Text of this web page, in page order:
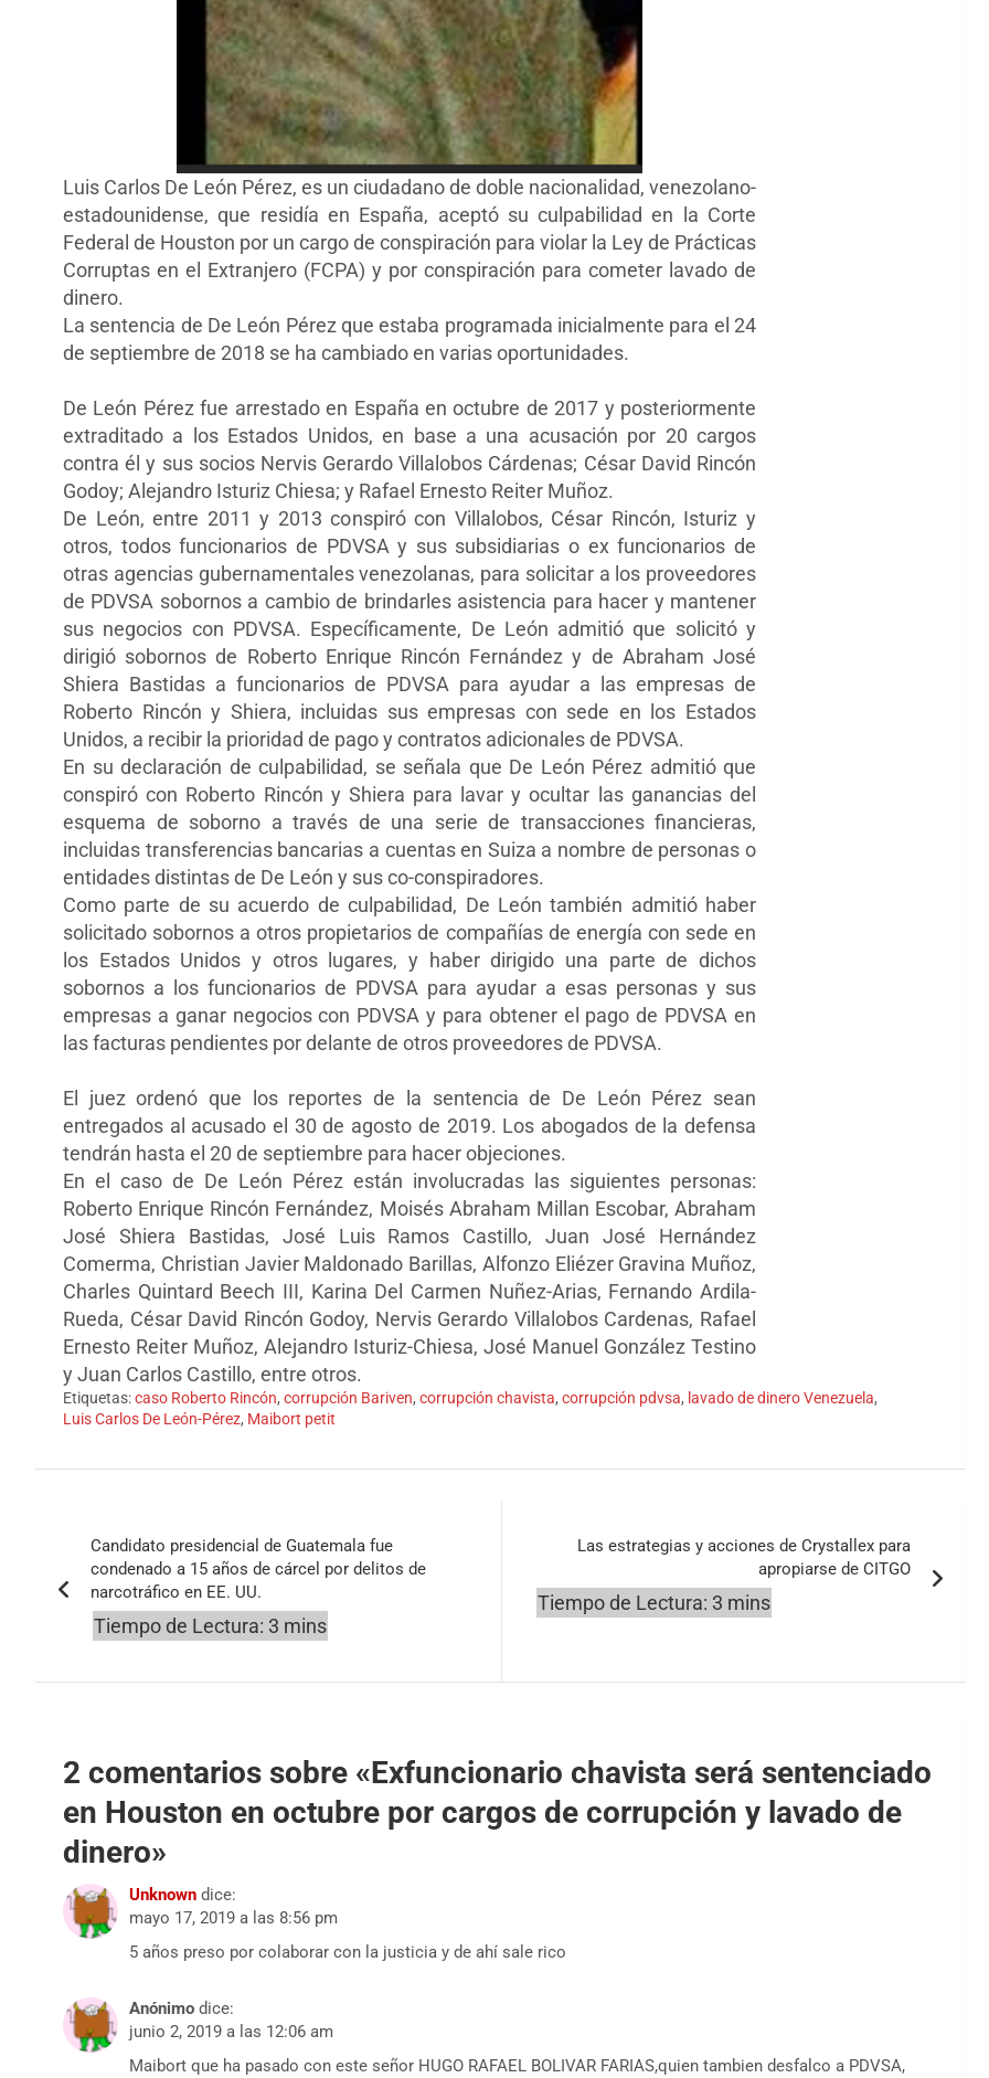
Luis Carlos De León Pérez, es un ciudadano de doble nacionalidad, venezolano-
estadounidense, que residía en España, aceptó su culpabilidad en la Corte
Federal de Houston por un cargo de conspiración para violar la Ley de Prácticas
Corruptas en el Extranjero (FCPA) y por conspiración para cometer lavado de
dinero.
La sentencia de De León Pérez que estaba programada inicialmente para el 24
de septiembre de 2018 se ha cambiado en varias oportunidades.
De León Pérez fue arrestado en España en octubre de 2017 y posteriormente
extraditado a los Estados Unidos, en base a una acusación por 20 cargos
contra él y sus socios Nervis Gerardo Villalobos Cárdenas; César David Rincón
Godoy; Alejandro Isturiz Chiesa; y Rafael Ernesto Reiter Muñoz.
De León, entre 2011 y 2013 conspiró con Villalobos, César Rincón, Isturiz y
otros, todos funcionarios de PDVSA y sus subsidiarias o ex funcionarios de
otras agencias gubernamentales venezolanas, para solicitar a los proveedores
de PDVSA sobornos a cambio de brindarles asistencia para hacer y mantener
sus negocios con PDVSA. Específicamente, De León admitió que solicitó y
dirigió sobornos de Roberto Enrique Rincón Fernández y de Abraham José
Shiera Bastidas a funcionarios de PDVSA para ayudar a las empresas de
Roberto Rincón y Shiera, incluidas sus empresas con sede en los Estados
Unidos, a recibir la prioridad de pago y contratos adicionales de PDVSA.
En su declaración de culpabilidad, se señala que De León Pérez admitió que
conspiró con Roberto Rincón y Shiera para lavar y ocultar las ganancias del
esquema de soborno a través de una serie de transacciones financieras,
incluidas transferencias bancarias a cuentas en Suiza a nombre de personas o
entidades distintas de De León y sus co-conspiradores.
Como parte de su acuerdo de culpabilidad, De León también admitió haber
solicitado sobornos a otros propietarios de compañías de energía con sede en
los Estados Unidos y otros lugares, y haber dirigido una parte de dichos
sobornos a los funcionarios de PDVSA para ayudar a esas personas y sus
empresas a ganar negocios con PDVSA y para obtener el pago de PDVSA en
las facturas pendientes por delante de otros proveedores de PDVSA.
El juez ordenó que los reportes de la sentencia de De León Pérez sean
entregados al acusado el 30 de agosto de 2019. Los abogados de la defensa
tendrán hasta el 20 de septiembre para hacer objeciones.
En el caso de De León Pérez están involucradas las siguientes personas:
Roberto Enrique Rincón Fernández, Moisés Abraham Millan Escobar, Abraham
José Shiera Bastidas, José Luis Ramos Castillo, Juan José Hernández
Comerma, Christian Javier Maldonado Barillas, Alfonzo Eliézer Gravina Muñoz,
Charles Quintard Beech III, Karina Del Carmen Nuñez-Arias, Fernando Ardila-
Rueda, César David Rincón Godoy, Nervis Gerardo Villalobos Cardenas, Rafael
Ernesto Reiter Muñoz, Alejandro Isturiz-Chiesa, José Manuel González Testino
y Juan Carlos Castillo, entre otros.
Etiquetas:caso Roberto Rincón, corrupción Bariven, corrupción chavista, corrupción pdvsa, lavado de dinero Venezuela,
Luis Carlos De León-Pérez, Maibort petit
entradas
Candidato presidencial de Guatemala fue
condenado a 15 años de cárcel por delitos de
narcotráfico en EE. UU.
Las estrategias y acciones de Crystallex para
apropiarse de CITGO
2 comentarios sobre «Exfuncionario chavista será sentenciado
en Houston en octubre por cargos de corrupción y lavado de
dinero»
Unknown dice:
mayo 17, 2019 a las 8:56 pm
5 años preso por colaborar con la justicia y de ahí sale rico
Anónimo dice:
junio 2, 2019 a las 12:06 am
Maibort que ha pasado con este señor HUGO RAFAEL BOLIVAR FARIAS,quien tambien desfalco a PDVSA,